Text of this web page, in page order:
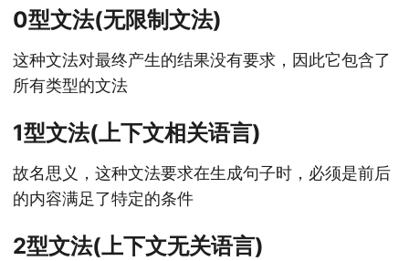
0型文法(无限制文法)
这种文法对最终产生的结果没有要求，因此它包含了
所有类型的文法
1型文法(上下文相关语言)
故名思义，这种文法要求在生成句子时，必须是前后
的内容满足了特定的条件
2型文法(上下文无关语言)